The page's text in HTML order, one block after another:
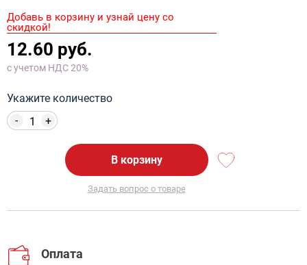
Добавь в корзину и узнай цену со
скидкой!
12.60 руб.
с учетом НДС 20%
Укажите количество
+
-
В корзину
Задать вопрос о товаре
Оплата